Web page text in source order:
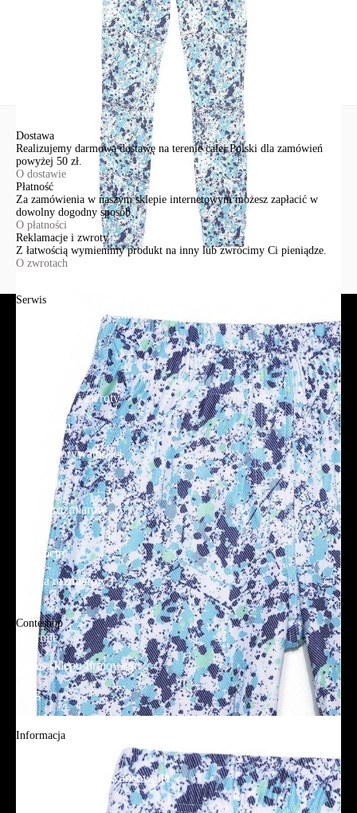
Dostawa
Realizujemy darmową dostawę na terenie całej Polski dla zamówień
powyżej 50 zł.
O dostawie
Płatność
Za zamówienia w naszym sklepie internetowym możesz zapłacić w
dowolny dogodny sposób.
O płatności
Reklamacje i zwroty
Z łatwością wymienimy produkt na inny lub zwrócimy Ci pieniądze.
O zwrotach
Serwis
Jak złożyć zamówienie?
Reklamacje i zwroty
Regulamin
Polityka prywatności
Promocje
Tabela rozmiarów
Promocje
Tabela rozmiarów
FAQ
Conteshop
O firmie
Adres sklepu firmowego
Blog
Informacja
Wyszukiwanie zaawansowane